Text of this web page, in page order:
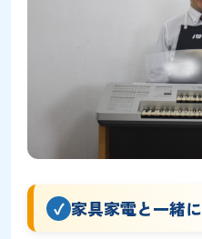
家具家電と一緒に